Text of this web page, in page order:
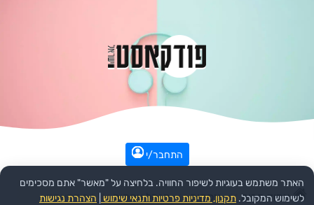
התחבר/י
עמוד הבית >> עסקים >> מנהל עסקים >> הפודקאסט:
האתר משתמש בעוגיות לשיפור החוויה. בלחיצה על "מאשר" אתם מסכימים
לשימוש המקובל. תקנון, מדיניות פרטיות ותנאי שימוש הצהרת נגישות